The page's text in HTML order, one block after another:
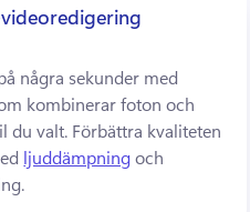
några sekunder med
kombinerar foton och
du valt. Förbättra kvaliteten
ljuddämpning och